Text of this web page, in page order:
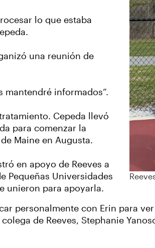
lo que estaba
una reunión de
mantendré informados”.
Cepeda llevó
para comenzar la
Maine en Augusta.
en apoyo de Reeves a
Pequeñas Universidades
unieron para apoyarla.
personalmente con Erin para
de Reeves, Stephanie